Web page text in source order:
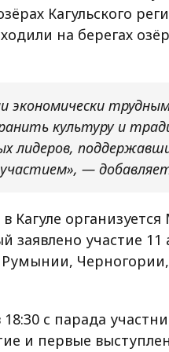
Кагульского
на берегах
экономически
культуру и
лидеров,
—
Кагуле
заявлено участие
с парада
и первые